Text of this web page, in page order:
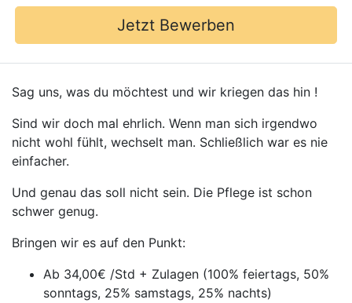
Jetzt Bewerben
Sag uns, was du möchtest und wir kriegen das hin !
Sind wir doch mal ehrlich. Wenn man sich irgendwo
nicht wohl fühlt, wechselt man. Schließlich war es nie
einfacher.
Und genau das soll nicht sein. Die Pflege ist schon
schwer genug.
Bringen wir es auf den Punkt:
Ab 34,00€ /Std + Zulagen (100% feiertags, 50%
sonntags, 25% samstags, 25% nachts)